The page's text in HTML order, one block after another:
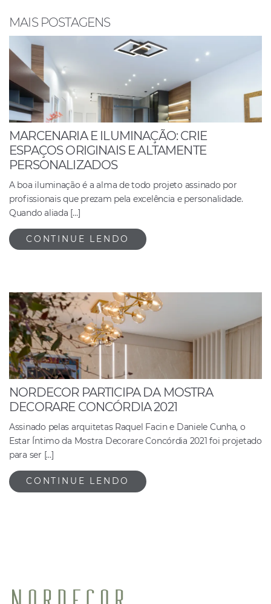
o
k
p
MAIS POSTAGENS
MARCENARIA E ILUMINAÇÃO: CRIE
ESPAÇOS ORIGINAIS E ALTAMENTE
PERSONALIZADOS
A boa iluminação é a alma de todo projeto assinado por
profissionais que prezam pela excelência e personalidade.
Quando aliada […]
CONTINUE LENDO
NORDECOR PARTICIPA DA MOSTRA
DECORARE CONCÓRDIA 2021
Assinado pelas arquitetas Raquel Facin e Daniele Cunha, o
Estar Íntimo da Mostra Decorare Concórdia 2021 foi projetado
para ser […]
CONTINUE LENDO